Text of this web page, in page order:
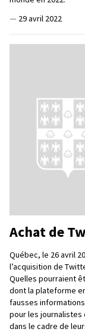
— 29 avril 2022
Achat de
Québec, le 26 avril
l’acquisition de
Quelles pourraient
dont la plateforme
fausses
pour les
dans le cadre de